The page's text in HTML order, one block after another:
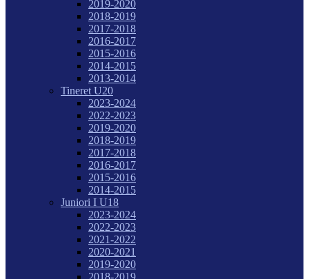
2019-2020
2018-2019
2017-2018
2016-2017
2015-2016
2014-2015
2013-2014
Tineret U20
2023-2024
2022-2023
2019-2020
2018-2019
2017-2018
2016-2017
2015-2016
2014-2015
Juniori I U18
2023-2024
2022-2023
2021-2022
2020-2021
2019-2020
2018-2019